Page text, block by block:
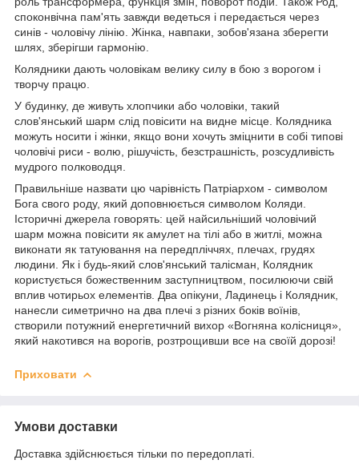
споконвічна пам'ять завжди ведеться і передається через
синів - чоловічу лінію. Жінка, навпаки, зобов'язана зберегти
шлях, зберігши гармонію.
Колядники дають чоловікам велику силу в бою з ворогом і
творчу працю.
У будинку, де живуть хлопчики або чоловіки, такий
слов'янський шарм слід повісити на видне місце. Колядника
можуть носити і жінки, якщо вони хочуть зміцнити в собі типові
чоловічі риси - волю, рішучість, безстрашність, розсудливість
мудрого полководця.
Правильніше назвати цю чарівність Патріархом - символом
Бога свого роду, який доповнюється символом Коляди.
Історичні джерела говорять: цей найсильніший чоловічий
шарм можна повісити як амулет на тілі або в житлі, можна
виконати як татуювання на передпліччях, плечах, грудях
людини. Як і будь-який слов'янський талісман, Колядник
користується божественним заступництвом, посилюючи свій
вплив чотирьох елементів. Два опікуни, Ладинець і Колядник,
нанесли симетрично на два плечі з різних боків воїнів,
створили потужний енергетичний вихор «Вогняна колісниця»,
який накотився на ворогів, розтрощивши все на своїй дорозі!
Приховати
Умови доставки
Доставка здійснюється тільки по передоплаті.